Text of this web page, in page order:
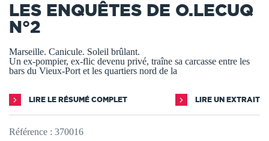
LES ENQUÊTES DE O.LECUQ
N°2
Marseille. Canicule. Soleil brûlant.
Un ex-pompier, ex-flic devenu privé, traîne sa carcasse entre les
bars du Vieux-Port et les quartiers nord de la
LIRE LE RÉSUMÉ COMPLET LIRE UN EXTRAIT
Référence : 370016